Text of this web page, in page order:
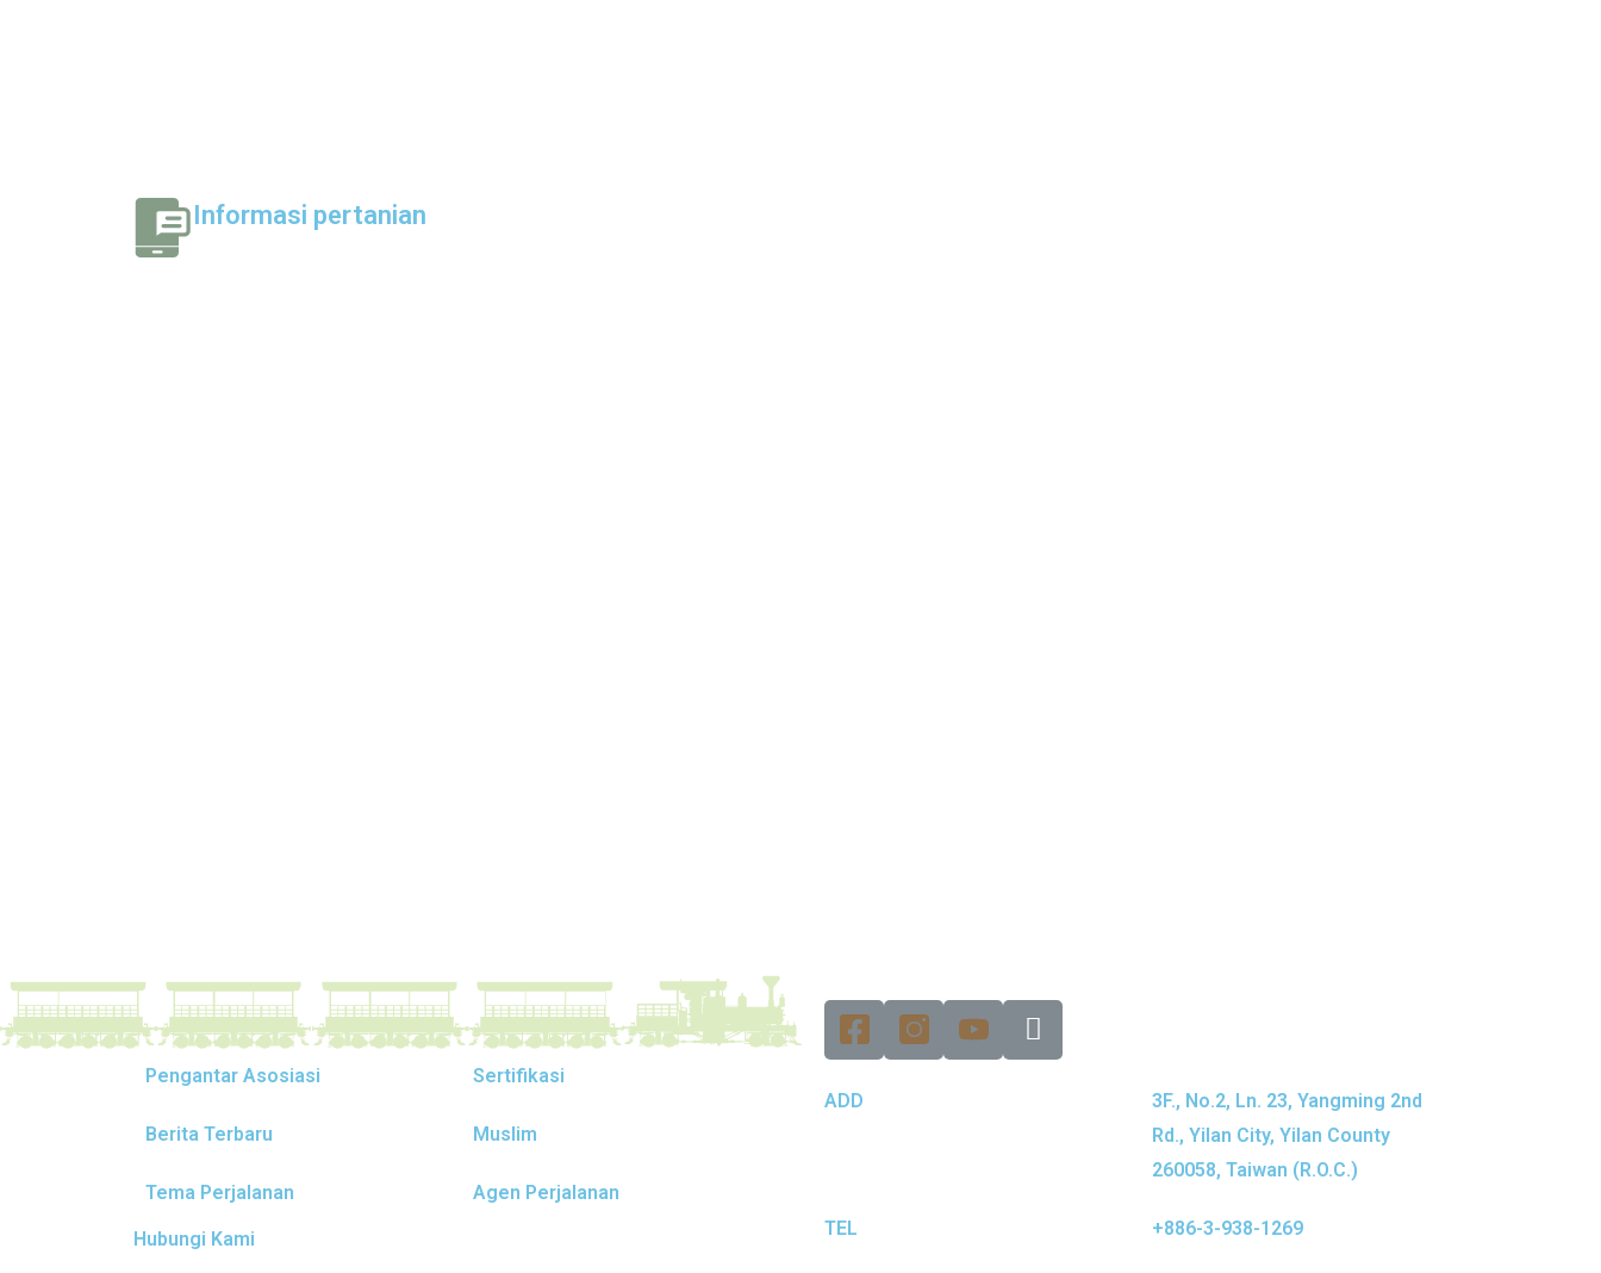
Informasi pertanian
Pengantar Asosiasi
Berita Terbaru
Tema Perjalanan
Sertifikasi
Muslim
Agen Perjalanan
Hubungi Kami
ADD
3F., No.2, Ln. 23, Yangming 2nd
Rd., Yilan City, Yilan County
260058, Taiwan (R.O.C.)
TEL +886-3-938-1269